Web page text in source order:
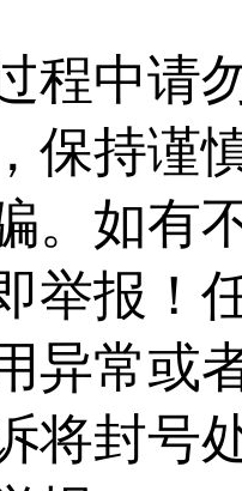
程中请
保持谨
。如有
举报！
异常或
将封号